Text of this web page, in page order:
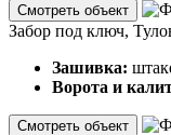
Смотреть объект
Забор под ключ,
Зашивка:
Ворота и
Смотреть объект